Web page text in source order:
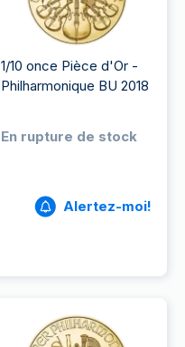
1/10 once Pièce d'Or -
Philharmonique BU 2018
En rupture de stock
Alertez-moi!